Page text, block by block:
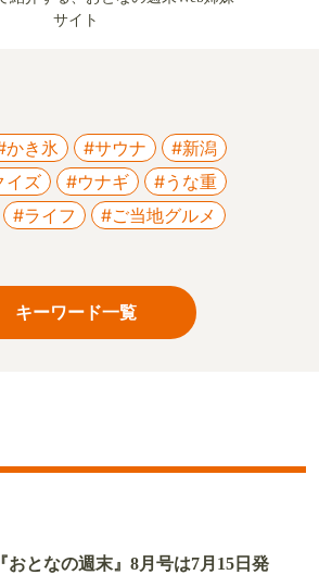
サイト
かき氷 #サウナ
#新潟
イズ #ウナギ
#うな重
#ライフ
#ご当地グルメ
キーワード一覧
『おとなの週末』8月号は7月15日発